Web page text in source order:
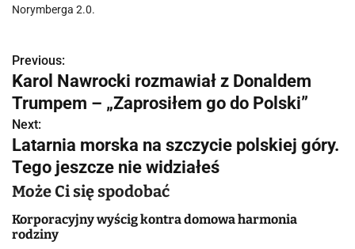
Norymberga 2.0.
N
a
w
i
g
a
Previous:
Karol Nawrocki rozmawiał z Donaldem
Trumpem – „Zaprosiłem go do Polski”
Next:
Latarnia morska na szczycie polskiej góry.
Tego jeszcze nie widziałeś
Może Ci się spodobać
Korporacyjny wyścig kontra domowa harmonia
rodziny